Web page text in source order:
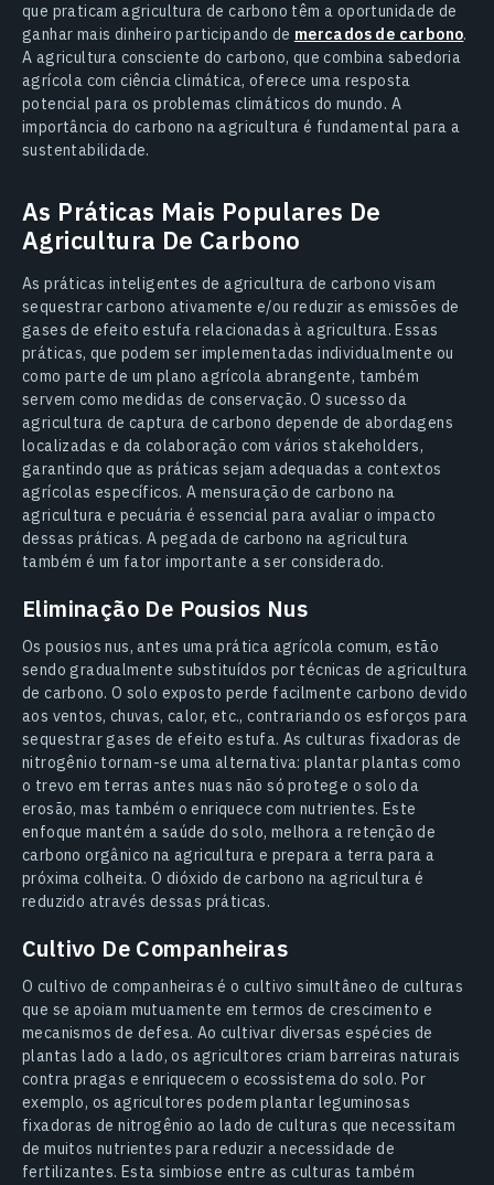
que praticam agricultura de carbono têm a oportunidade de
ganhar mais dinheiro participando de mercados de carbono.
A agricultura consciente do carbono, que combina sabedoria
agrícola com ciência climática, oferece uma resposta
potencial para os problemas climáticos do mundo. A
importância do carbono na agricultura é fundamental para a
sustentabilidade.
As Práticas Mais Populares De
Agricultura De Carbono
As práticas inteligentes de agricultura de carbono visam
sequestrar carbono ativamente e/ou reduzir as emissões de
gases de efeito estufa relacionadas à agricultura. Essas
práticas, que podem ser implementadas individualmente ou
como parte de um plano agrícola abrangente, também
servem como medidas de conservação. O sucesso da
agricultura de captura de carbono depende de abordagens
localizadas e da colaboração com vários stakeholders,
garantindo que as práticas sejam adequadas a contextos
agrícolas específicos. A mensuração de carbono na
agricultura e pecuária é essencial para avaliar o impacto
dessas práticas. A pegada de carbono na agricultura
também é um fator importante a ser considerado.
Eliminação De Pousios Nus
Os pousios nus, antes uma prática agrícola comum, estão
sendo gradualmente substituídos por técnicas de agricultura
de carbono. O solo exposto perde facilmente carbono devido
aos ventos, chuvas, calor, etc., contrariando os esforços para
sequestrar gases de efeito estufa. As culturas fixadoras de
nitrogênio tornam-se uma alternativa: plantar plantas como
o trevo em terras antes nuas não só protege o solo da
erosão, mas também o enriquece com nutrientes. Este
enfoque mantém a saúde do solo, melhora a retenção de
carbono orgânico na agricultura e prepara a terra para a
próxima colheita. O dióxido de carbono na agricultura é
reduzido através dessas práticas.
Cultivo De Companheiras
O cultivo de companheiras é o cultivo simultâneo de culturas
que se apoiam mutuamente em termos de crescimento e
mecanismos de defesa. Ao cultivar diversas espécies de
plantas lado a lado, os agricultores criam barreiras naturais
contra pragas e enriquecem o ecossistema do solo. Por
exemplo, os agricultores podem plantar leguminosas
fixadoras de nitrogênio ao lado de culturas que necessitam
de muitos nutrientes para reduzir a necessidade de
fertilizantes. Esta simbiose entre as culturas também